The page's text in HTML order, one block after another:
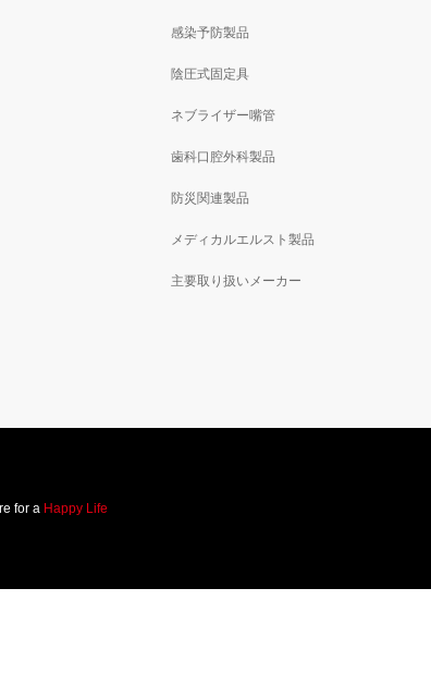
感染予防製品
陰圧式固定具
ネブライザー嘴管
歯科口腔外科製品
防災関連製品
メディカルエルスト製品
主要取り扱いメーカー
for a Happy Life